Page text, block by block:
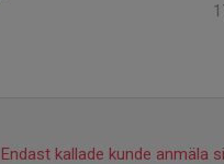
Endast kallade kunde anmäla